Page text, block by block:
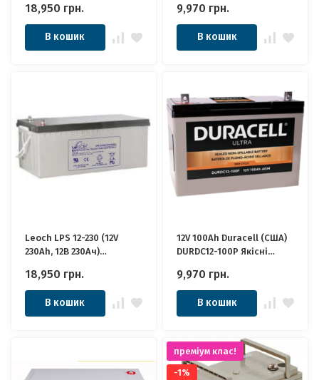
18,950 грн.
В кошик
Інвертора, ДБЖ, Панелей
Сонячних
9,970 грн.
В кошик
Leoch LPS 12-230 (12V
230Ah, 12В 230Ач)
18,950 грн.
В кошик
12V 100Ah Duracell (США)
DURDC12-100P Якісні
Інвертора, ДБЖ, Панелей
Сонячних
9,970 грн.
В кошик
преміум клас!
-1%